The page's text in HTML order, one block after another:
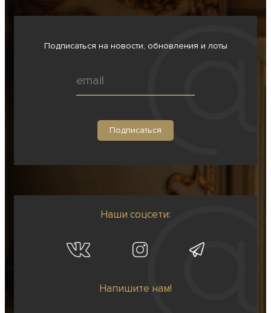
Подписаться на новости, обновления и лоты
Наши соцсети:
Напишите нам!